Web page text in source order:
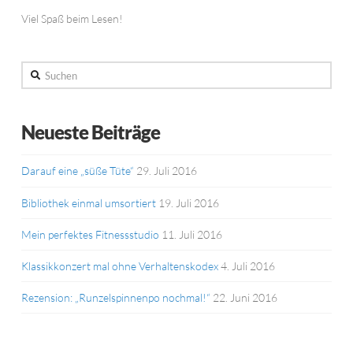
Viel Spaß beim Lesen!
Suchen
Neueste Beiträge
Darauf eine „süße Tüte“ 29. Juli 2016
Bibliothek einmal umsortiert 19. Juli 2016
Mein perfektes Fitnessstudio 11. Juli 2016
Klassikkonzert mal ohne Verhaltenskodex4. Juli 2016
Rezension: „Runzelspinnenpo nochmal!“ 22. Juni 2016